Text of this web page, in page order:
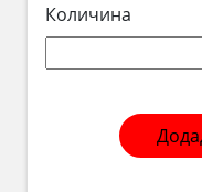
Количина